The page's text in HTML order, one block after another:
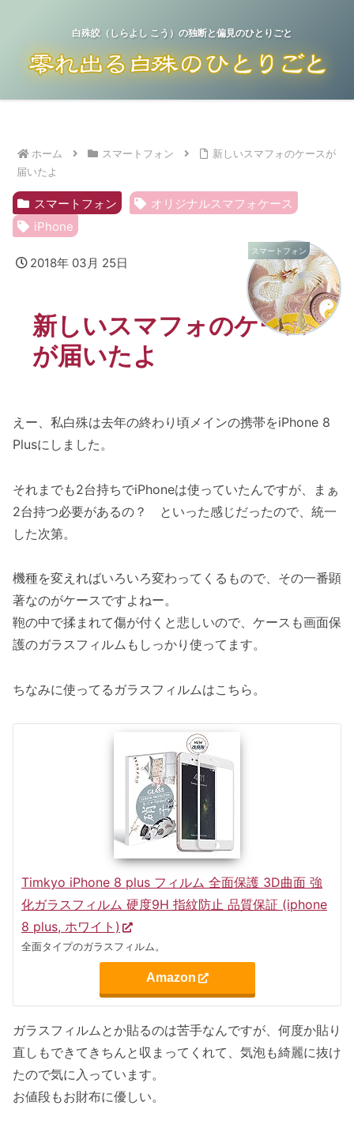
白殊皎（しらよし こう）の独断と偏見のひとりごと
ホーム スマートフォン
新しいスマフォのケースが
届いたよ
スマートフォン
オリジナルスマフォケース
iPhone
2018年 03月 25日
新しいスマフォのケース
が届いたよ
スマートフォン
えー、私白殊は去年の終わり頃メインの携帯をiPhone 8
Plusにしました。
それまでも2台持ちでiPhoneは使っていたんですが、まぁ
2台持つ必要があるの？ といった感じだったので、統一
した次第。
機種を変えればいろいろ変わってくるもので、その一番顕
著なのがケースですよねー。
鞄の中で揉まれて傷が付くと悲しいので、ケースも画面保
護のガラスフィルムもしっかり使ってます。
ちなみに使ってるガラスフィルムはこちら。
Timkyo iPhone 8 plus フィルム 全面保護 3D曲面 強
化ガラスフィルム 硬度9H 指紋防止 品質保証 (iphone
8 plus, ホワイト)
全面タイプのガラスフィルム。
Amazon
ガラスフィルムとか貼るのは苦手なんですが、何度か貼り
直しもできてきちんと収まってくれて、気泡も綺麗に抜け
たので気に入っています。
お値段もお財布に優しい。